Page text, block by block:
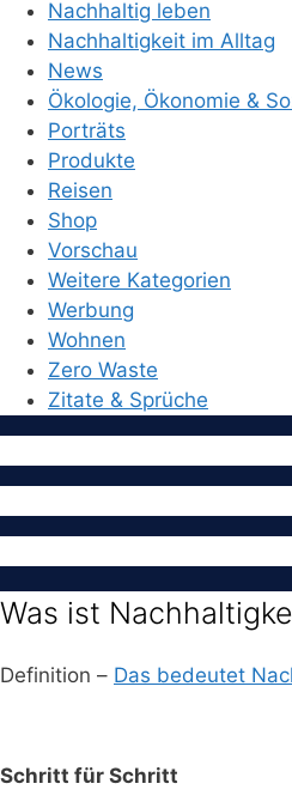
Nachhaltig leben
Nachhaltigkeit im Alltag
News
Ökologie, Ökonomie &
Porträts
Produkte
Reisen
Shop
Vorschau
Weitere Kategorien
Werbung
Wohnen
Zero Waste
Zitate & Sprüche
Was ist
Definition – Das bedeutet
Schritt für Schritt